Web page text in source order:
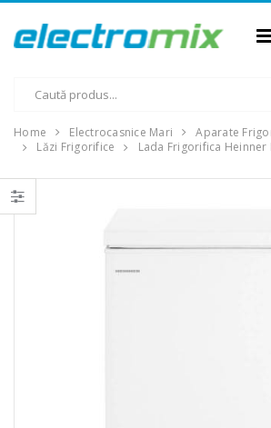
Home Electrocasnice Mari
Aparate
Lăzi Frigorifice
Lada Frigorifica Heinner